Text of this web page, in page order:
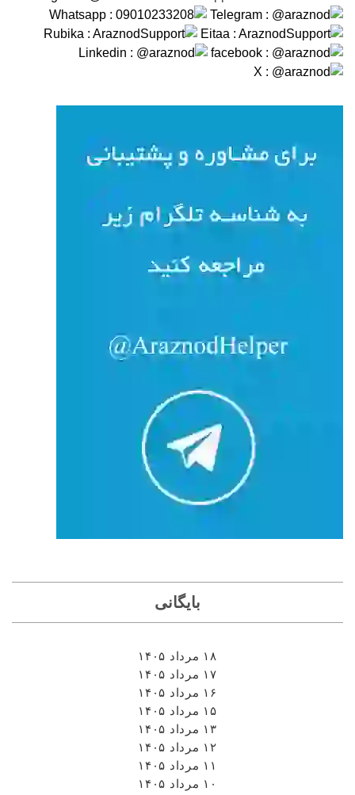
بایگانی
۱۸ مرداد ۱۴۰۵
۱۷ مرداد ۱۴۰۵
۱۶ مرداد ۱۴۰۵
۱۵ مرداد ۱۴۰۵
۱۳ مرداد ۱۴۰۵
۱۲ مرداد ۱۴۰۵
۱۱ مرداد ۱۴۰۵
۱۰ مرداد ۱۴۰۵